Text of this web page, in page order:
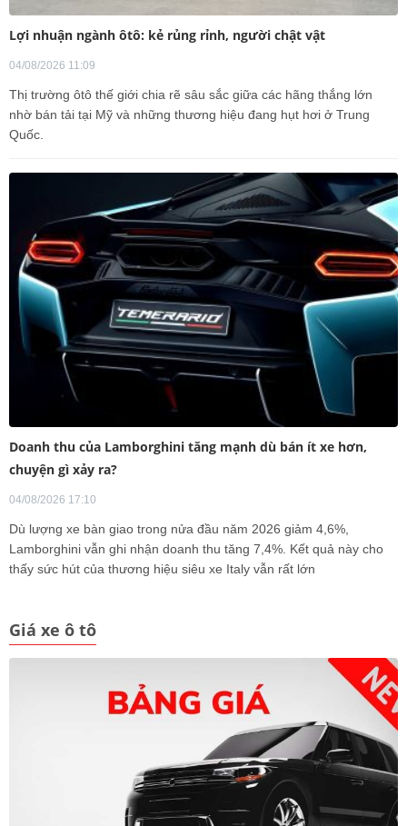
Lợi nhuận ngành ôtô: kẻ rủng rỉnh, người chật vật
04/08/2026 11:09
Thị trường ôtô thế giới chia rẽ sâu sắc giữa các hãng thắng lớn
nhờ bán tải tại Mỹ và những thương hiệu đang hụt hơi ở Trung
Quốc.
Doanh thu của Lamborghini tăng mạnh dù bán ít xe hơn,
chuyện gì xảy ra?
04/08/2026 17:10
Dù lượng xe bàn giao trong nửa đầu năm 2026 giảm 4,6%,
Lamborghini vẫn ghi nhận doanh thu tăng 7,4%. Kết quả này cho
thấy sức hút của thương hiệu siêu xe Italy vẫn rất lớn
Giá xe ô tô